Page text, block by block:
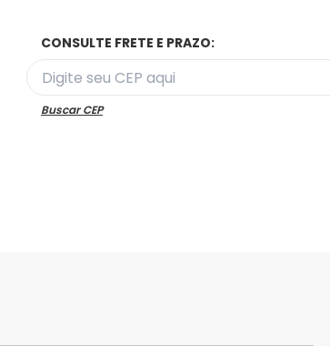
CONSULTE FRETE E PRAZO:
Buscar CEP